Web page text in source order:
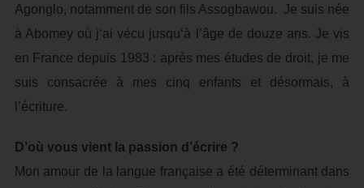
Agonglo, notamment de son fils Assogbawou. Je suis née
à Abomey où j‘ai vécu jusqu‘à l’âge de douze ans. Je vis
en France depuis 1983 : après mes études de droit, je me
suis consacrée à mes cinq enfants et désormais, à
l’écriture.
D’où vous vient la passion d’écrire ?
Mon amour de la langue française a été déterminant dans